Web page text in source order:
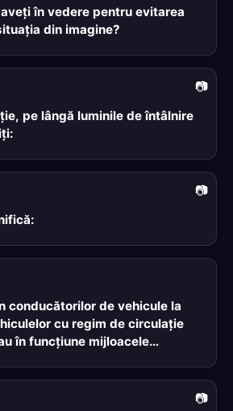
în vedere pentru evitarea
din imagine?
pe lângă luminile de întâlnire
conducătorilor de vehicule la
cu regim de circulaţie
în funcţiune mijloacele
de avertizare sonoră?